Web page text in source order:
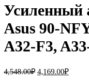
Усиленный
Asus 90-
A32-F3,
4,548.00₽ Первоначальная
4,169.00₽